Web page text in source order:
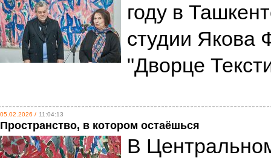
году в
студии Якова
"Дворце
05.02.2026 / 11:04:13
Пространство, в котором остаёшься
В